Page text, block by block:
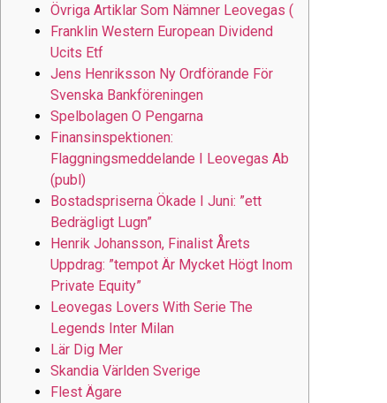
Övriga Artiklar Som Nämner Leovegas (
Franklin Western European Dividend
Ucits Etf
Jens Henriksson Ny Ordförande För
Svenska Bankföreningen
Spelbolagen O Pengarna
Finansinspektionen:
Flaggningsmeddelande I Leovegas Ab
(publ)
Bostadspriserna Ökade I Juni: ”ett
Bedrägligt Lugn”
Henrik Johansson, Finalist Årets
Uppdrag: ”tempot Är Mycket Högt Inom
Private Equity”
Leovegas Lovers With Serie The
Legends Inter Milan
Lär Dig Mer
Skandia Världen Sverige
Flest Ägare